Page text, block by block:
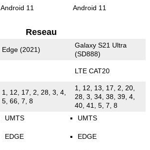
Android 11 Android 11
Reseau
Edge (2021)
Galaxy S21 Ultra
(SD888)
LTE CAT20
1, 12, 17, 2, 28, 3, 4,
5, 66, 7, 8
1, 12, 13, 17, 2, 20,
28, 3, 34, 38, 39, 4,
40, 41, 5, 7, 8
UMTS
EDGE
UMTS
EDGE